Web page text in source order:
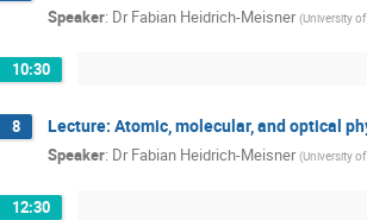
Speaker: Dr Fabian Heidrich-Meisner (University
10:30
8 Lecture: Atomic, molecular, and optical
Speaker: Dr Fabian Heidrich-Meisner (University
12:30